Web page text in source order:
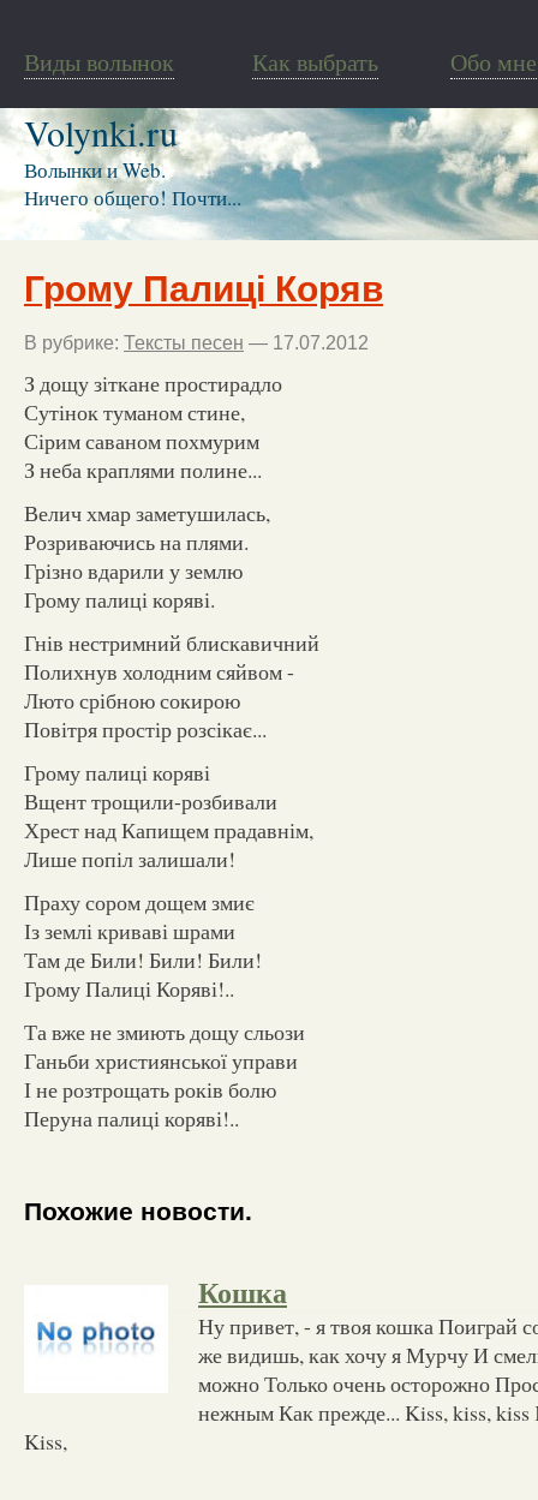
Виды волынок Как выбрать Обо мне
Volynki.ru
Волынки и Web.
Ничего общего! Почти...
Грому Палиці Коряв
В рубрике: Тексты песен — 17.07.2012
З дощу зіткане простирадло
Сутінок туманом стине,
Сірим саваном похмурим
З неба краплями полине...
Велич хмар заметушилась,
Розриваючись на плями.
Грізно вдарили у землю
Грому палиці коряві.
Гнів нестримний блискавичний
Полихнув холодним сяйвом -
Люто срібною сокирою
Повітря простір розсікає...
Грому палиці коряві
Вщент трощили-розбивали
Хрест над Капищем прадавнім,
Лише попіл залишали!
Праху сором дощем змиє
Із землі криваві шрами
Там де Били! Били! Били!
Грому Палиці Коряві!..
Та вже не змиють дощу сльози
Ганьби християнської управи
І не розтрощать років болю
Перуна палиці коряві!..
Похожие новости.
Кошка
Ну привет, - я твоя кошка Поиграй
же видишь, как хочу я Мурчу И
можно Только очень осторожно
нежным Как прежде... Kiss, kiss, kiss
Kiss,